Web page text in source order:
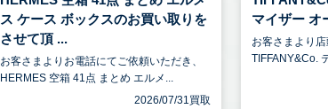
ス ケース ボックスのお買い取りを
させて頂 ...
お客さまよりお電話にてご依頼いただき、
HERMES 空箱 41点 まとめ エルメ...
2026/07/31買取
マイザー オ
お客さまより店
TIFFANY&Co.